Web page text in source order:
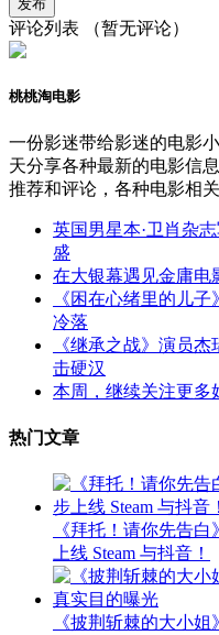
评论列表 （暂无评论）
桃桃淘电影
一份影迷带给影迷的电影
天分享各种最新的电影信
推荐和评论，各种电影相
英国男星本·卫肖杂
盛
在大银幕遇见金庸电
《困在心绪里的儿
冷落
《继承之战》演员
击硬汉
本周，继续关注更多
热门文章
《拜托！请你先告
上线 Steam 与抖音！
《披荆斩棘的大小